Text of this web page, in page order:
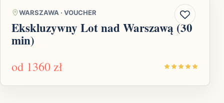
WARSZAWA · VOUCHER
Ekskluzywny Lot nad Warszawą (30
min)
od 1360 zł